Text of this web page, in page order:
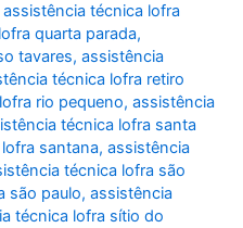
assistência técnica lofra
quarta parada,
tavares,assistência
técnica lofra retiro
rio pequeno,assistência
técnica lofra santa
santana,assistência
técnica lofra são
são paulo,assistência
técnica lofra sítio do